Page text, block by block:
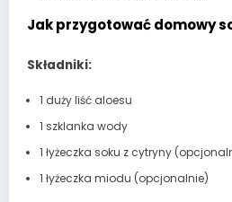
Jak przygotować domowy
Składniki:
1 duży liść aloesu
1 szklanka wody
1 łyżeczka soku z cytryny
1 łyżeczka miodu (opcjonalnie)